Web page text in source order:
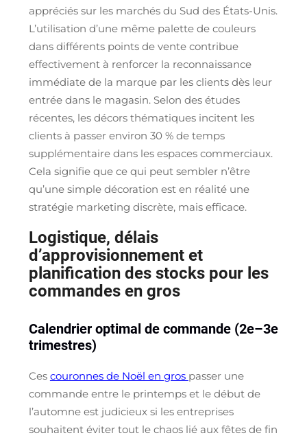
appréciés sur les marchés du Sud des États-Unis.
L’utilisation d’une même palette de couleurs
dans différents points de vente contribue
effectivement à renforcer la reconnaissance
immédiate de la marque par les clients dès leur
entrée dans le magasin. Selon des études
récentes, les décors thématiques incitent les
clients à passer environ 30 % de temps
supplémentaire dans les espaces commerciaux.
Cela signifie que ce qui peut sembler n’être
qu’une simple décoration est en réalité une
stratégie marketing discrète, mais efficace.
Logistique, délais
d’approvisionnement et
planification des stocks pour les
commandes en gros
Calendrier optimal de commande (2e–3e
trimestres)
Ces couronnes de Noël en gros passer une
commande entre le printemps et le début de
l’automne est judicieux si les entreprises
souhaitent éviter tout le chaos lié aux fêtes de fin